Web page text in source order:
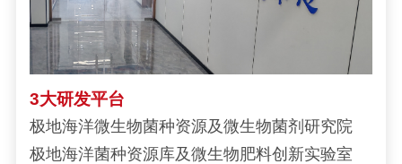
3大研发平台
极地海洋微生物菌种资源及微生物菌剂研究院
极地海洋菌种资源库及微生物肥料创新实验室